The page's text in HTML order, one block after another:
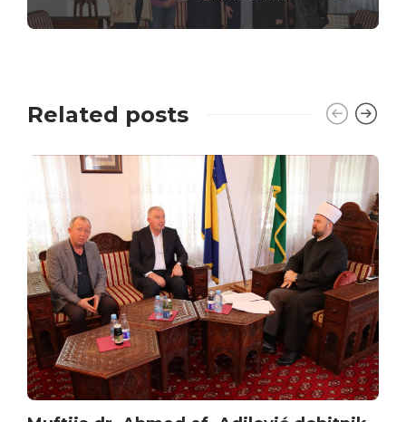
Related posts